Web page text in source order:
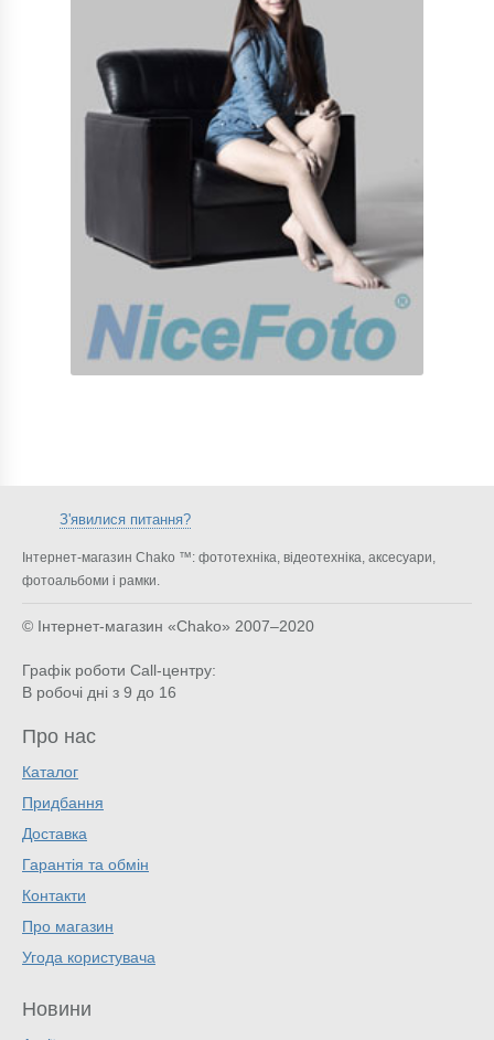
З'явилися питання?
Інтернет-магазин Chako ™: фототехніка, відеотехніка, аксесуари,
фотоальбоми і рамки.
© Інтернет-магазин «Chako» 2007–2020
Графік роботи Call-центру:
В робочі дні з 9 до 16
Про нас
Каталог
Придбання
Доставка
Гарантія та обмін
Контакти
Про магазин
Угода користувача
Новини